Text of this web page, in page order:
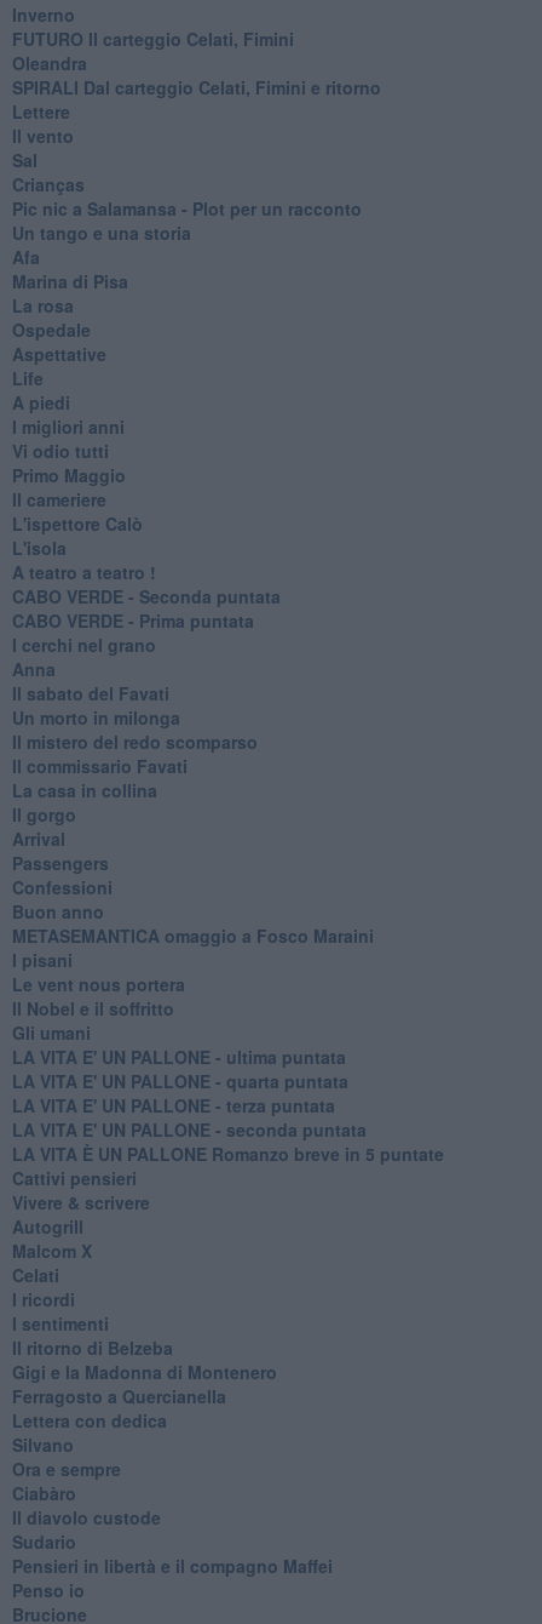
Inverno
FUTURO Il carteggio Celati, Fimini
Oleandra
SPIRALI Dal carteggio Celati, Fimini e ritorno
Lettere
Il vento
Sal
Crianças
Pic nic a Salamansa - Plot per un racconto
Un tango e una storia
Afa
Marina di Pisa
La rosa
Ospedale
Aspettative
Life
A piedi
I migliori anni
Vi odio tutti
Primo Maggio
Il cameriere
L'ispettore Calò
L'isola
A teatro a teatro !
CABO VERDE - Seconda puntata
CABO VERDE - Prima puntata
I cerchi nel grano
Anna
Il sabato del Favati
Un morto in milonga
Il mistero del redo scomparso
Il commissario Favati
La casa in collina
Il gorgo
Arrival
Passengers
Confessioni
Buon anno
METASEMANTICA omaggio a Fosco Maraini
I pisani
Le vent nous portera
Il Nobel e il soffritto
Gli umani
LA VITA E' UN PALLONE - ultima puntata
LA VITA E' UN PALLONE - quarta puntata
LA VITA E' UN PALLONE - terza puntata
LA VITA E' UN PALLONE - seconda puntata
LA VITA È UN PALLONE Romanzo breve in 5 puntate
Cattivi pensieri
Vivere & scrivere
Autogrill
Malcom X
Celati
I ricordi
I sentimenti
Il ritorno di Belzeba
Gigi e la Madonna di Montenero
Ferragosto a Quercianella
Lettera con dedica
Silvano
Ora e sempre
Ciabàro
Il diavolo custode
Sudario
Pensieri in libertà e il compagno Maffei
Penso io
Brucione